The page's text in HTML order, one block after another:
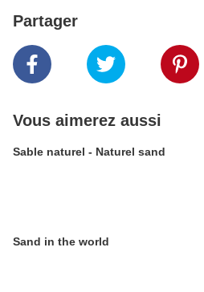
Partager
Vous aimerez aussi
Sable naturel - Naturel sand
Sand in the world